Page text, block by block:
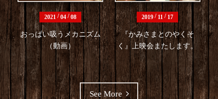
2021 /04 /08
おっぱい吸うメカニズム
（動画）
2019 / 11 / 17
『かみさまとのやくそ
く』上映会またします。
See More